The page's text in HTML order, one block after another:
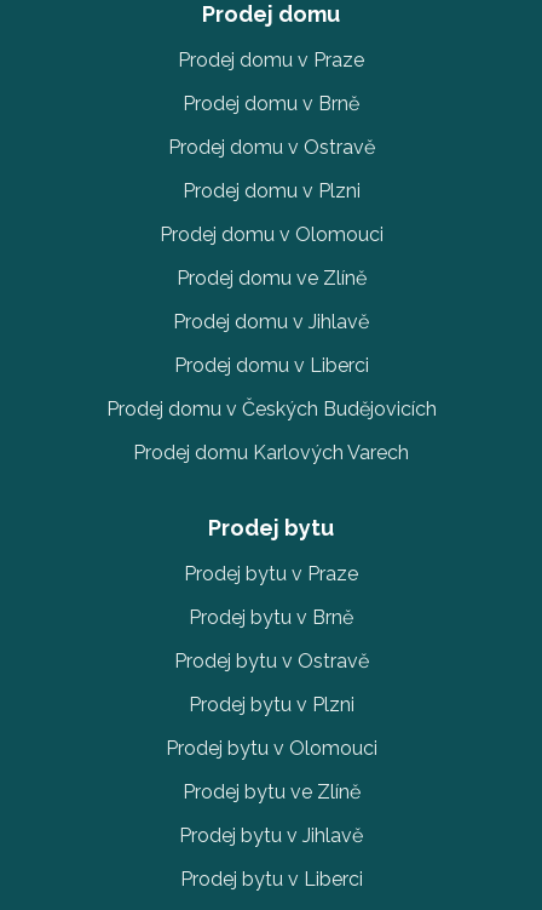
Prodej domu
Prodej domu v Praze
Prodej domu v Brně
Prodej domu v Ostravě
Prodej domu v Plzni
Prodej domu v Olomouci
Prodej domu ve Zlíně
Prodej domu v Jihlavě
Prodej domu v Liberci
Prodej domu v Českých Budějovicích
Prodej domu Karlových Varech
Prodej bytu
Prodej bytu v Praze
Prodej bytu v Brně
Prodej bytu v Ostravě
Prodej bytu v Plzni
Prodej bytu v Olomouci
Prodej bytu ve Zlíně
Prodej bytu v Jihlavě
Prodej bytu v Liberci